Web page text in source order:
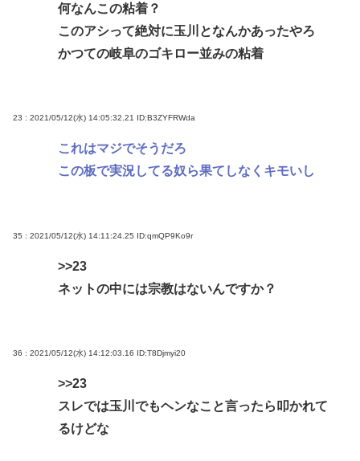
何なんこの粘着？
このアシって絶対に玉川となんかあったやろ
かつての岐阜のゴキロー並みの粘着
23 : 2021/05/12(水) 14:05:32.21 ID:B3ZYFRWda
これはマジでそうだろ
この板で実況してる奴ら果てしなくキモいし
35 : 2021/05/12(水) 14:11:24.25 ID:qmQP9Ko9r
>>23
ネットの中には宗教はないんですか？
36 : 2021/05/12(水) 14:12:03.16 ID:T8Djmyi20
>>23
スレでは玉川でもヘンなこと言ったら叩かれて
るけどな